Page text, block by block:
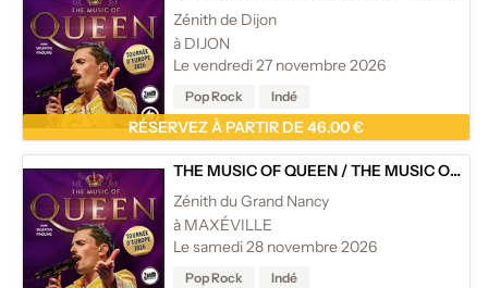
Zénith de Dijon
à DIJON
Le vendredi 27 novembre 2026
Pop Rock Indé
RÉSERVEZ À PARTIR DE 46.00 €
THE MUSIC OF QUEEN /THE MUSIC OF QUEEN - LIVE
Zénith du Grand Nancy
à MAXÉVILLE
Le samedi 28 novembre 2026
Pop Rock Indé